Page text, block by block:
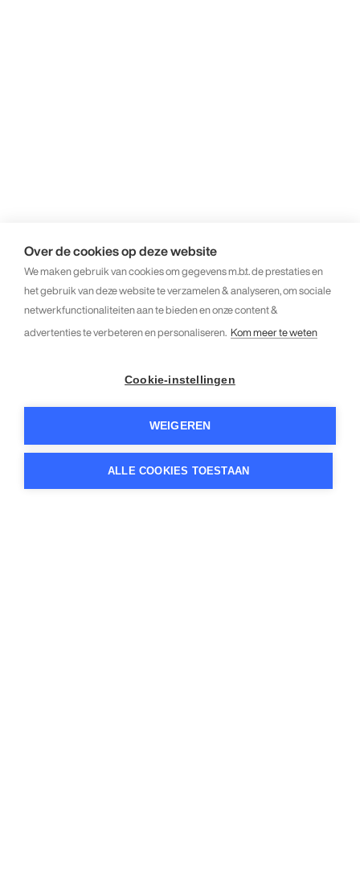
Over de cookies op deze website
We maken gebruik van cookies om gegevens m.b.t. de prestaties en
het gebruik van deze website te verzamelen & analyseren, om sociale
netwerkfunctionaliteiten aan te bieden en onze content &
advertenties te verbeteren en personaliseren. Kom meer te weten
Cookie-instellingen
WEIGEREN
ALLE COOKIES TOESTAAN